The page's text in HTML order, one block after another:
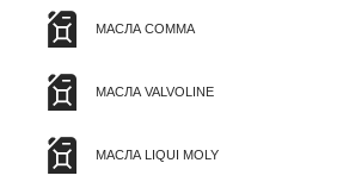
МАСЛА COMMA
МАСЛА VALVOLINE
МАСЛА LIQUI MOLY